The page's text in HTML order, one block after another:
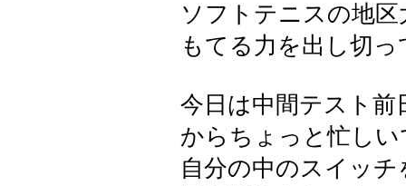
ソフトテニスの地
もてる力を出し切
今日は中間テスト前
からちょっと忙し
自分の中のスイッ